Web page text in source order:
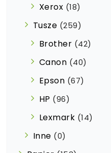
Xerox (18)
Tusze (259)
Brother (42)
Canon (40)
Epson (67)
HP (96)
Lexmark (14)
Inne (0)